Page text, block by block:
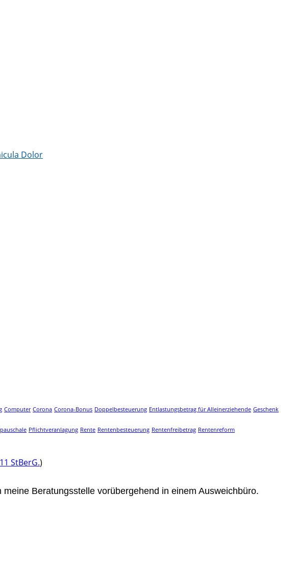
Dolor
Computer Corona Corona-Bonus Doppelbesteuerung Entlastungsbetrag für Alleinerziehende Geschenk
Pflichtveranlagung Rente Rentenbesteuerung Rentenfreibetrag Rentenreform
StBerG.)
Beratungsstelle vorübergehend in einem Ausweichbüro.